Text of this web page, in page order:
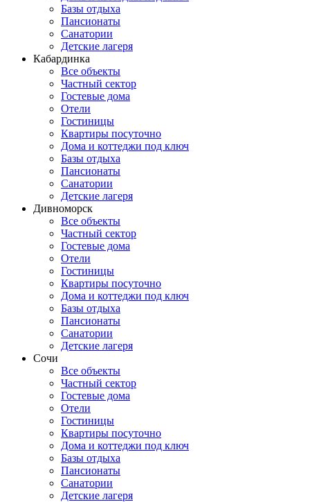
Базы отдыха
Пансионаты
Санатории
Детские лагеря
Кабардинка
Все объекты
Частный сектор
Гостевые дома
Отели
Гостиницы
Квартиры посуточно
Дома и коттеджи под ключ
Базы отдыха
Пансионаты
Санатории
Детские лагеря
Дивноморск
Все объекты
Частный сектор
Гостевые дома
Отели
Гостиницы
Квартиры посуточно
Дома и коттеджи под ключ
Базы отдыха
Пансионаты
Санатории
Детские лагеря
Сочи
Все объекты
Частный сектор
Гостевые дома
Отели
Гостиницы
Квартиры посуточно
Дома и коттеджи под ключ
Базы отдыха
Пансионаты
Санатории
Детские лагеря